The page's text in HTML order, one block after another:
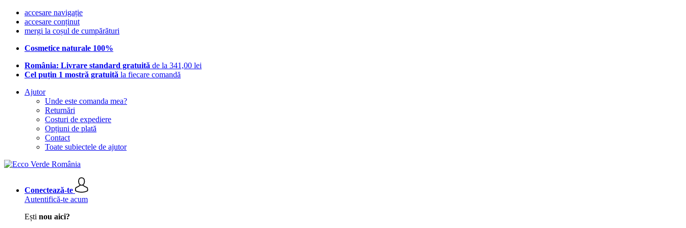
accesare navigație
accesare conținut
mergi la coșul de cumpărături
Cosmetice naturale 100%
România: Livrare standard gratuită de la 341,00 lei
Cel puțin 1 mostră gratuită la fiecare comandă
Ajutor
Unde este comanda mea?
Returnări
Costuri de expediere
Opțiuni de plată
Contact
Toate subiectele de ajutor
Conectează-te
Autentifică-te acum
Ești nou aici?